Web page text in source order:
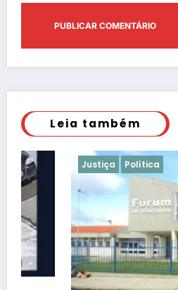
Leia também
Justiça Política